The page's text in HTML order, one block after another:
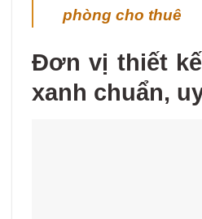
phòng cho thuê
Đơn vị thiết
xanh chuẩn,